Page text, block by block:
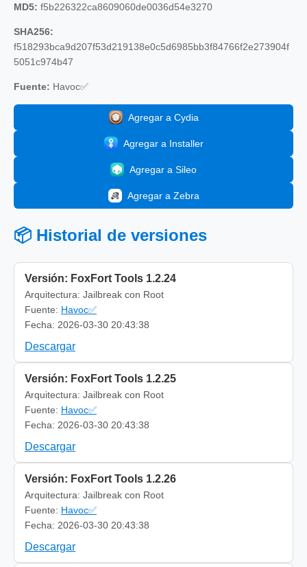
MD5: f5b226322ca8609060de0036d54e3270
SHA256:
f518293bca9d207f53d219138e0c5d6985bb3f84766f2e273904f
5051c974b47
Fuente: Havoc✅
Agregar a Cydia
Agregar a Installer
Agregar a Sileo
Agregar a Zebra
📦 Historial de versiones
Versión: FoxFort Tools 1.2.24
Arquitectura: Jailbreak con Root
Fuente: Havoc✅
Fecha: 2026-03-30 20:43:38
Descargar
Versión: FoxFort Tools 1.2.25
Arquitectura: Jailbreak con Root
Fuente: Havoc✅
Fecha: 2026-03-30 20:43:38
Descargar
Versión: FoxFort Tools 1.2.26
Arquitectura: Jailbreak con Root
Fuente: Havoc✅
Fecha: 2026-03-30 20:43:38
Descargar